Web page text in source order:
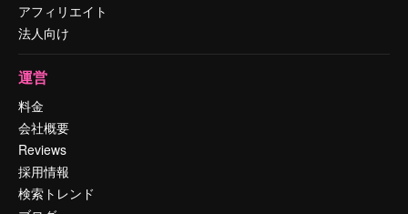
アフィリエイト
法人向け
運営
料金
会社概要
Reviews
採用情報
検索トレンド